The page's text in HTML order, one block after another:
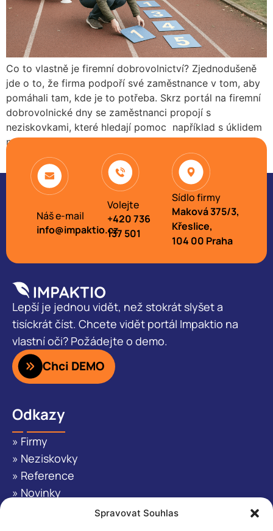
Spravovat Souhlas
Co to vlastně je firemní dobrovolnictví? Zjednodušeně
jde o to, že firma podpoří své zaměstnance v tom, aby
pomáhali tam, kde je to potřeba. Skrz portál na firemní
dobrovolnické dny se zaměstnanci propojí s
neziskovkami, které hledají pomoc například s úklidem
nebo údržbou. Jindy jde o sdílení odborných znalostí a
dovedností, které zaměstnanci předávají pro […]
Náš e-mail
info@impaktio.cz
Volejte
+420 736
137 501
Sídlo firmy
Maková 375/3,
Křeslice,
104 00 Praha
Lepší je jednou vidět, než stokrát slyšet a
tisíckrát číst. Chcete vidět portál Impaktio na
vlastní oči? Požádejte o demo.
Chci DEMO
Odkazy
» Firmy
» Neziskovky
» Reference
» Novinky